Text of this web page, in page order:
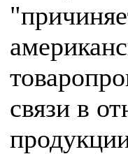
связи в